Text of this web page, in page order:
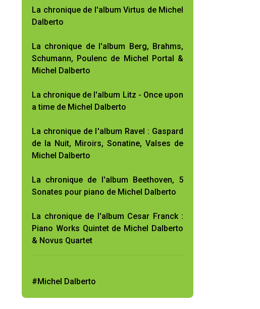
La chronique de l'album Virtus de Michel
Dalberto
La chronique de l'album Berg, Brahms,
Schumann, Poulenc de Michel Portal &
Michel Dalberto
La chronique de l'album Litz - Once upon
a time de Michel Dalberto
La chronique de l'album Ravel : Gaspard
de la Nuit, Miroirs, Sonatine, Valses de
Michel Dalberto
La chronique de l'album Beethoven, 5
Sonates pour piano de Michel Dalberto
La chronique de l'album Cesar Franck :
Piano Works Quintet de Michel Dalberto
& Novus Quartet
#Michel Dalberto